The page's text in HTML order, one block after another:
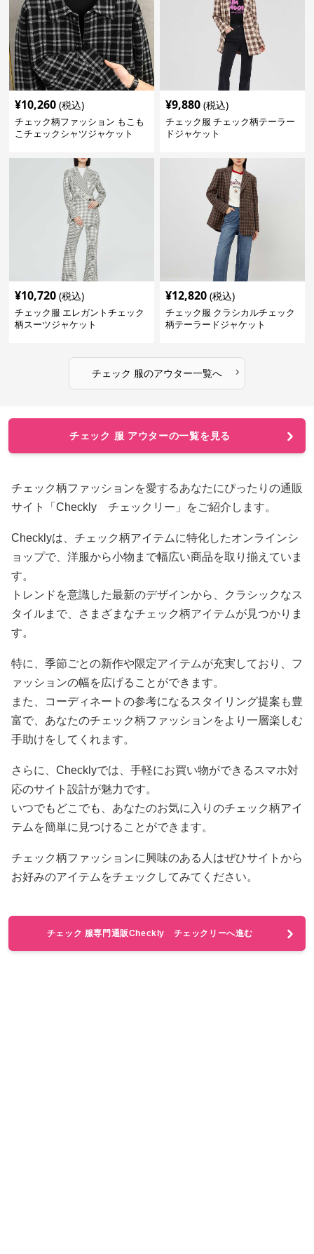
¥10,260 (税込)
チェック柄ファッション もこも
こチェックシャツジャケット
¥9,880 (税込)
チェック服 チェック柄テーラー
ドジャケット
¥10,720 (税込)
チェック服 エレガントチェック
柄スーツジャケット
¥12,820 (税込)
チェック服 クラシカルチェック
柄テーラードジャケット
チェック 服のアウター一覧へ ›
チェック 服 アウターの一覧を見る
チェック柄ファッションを愛するあなたにぴったりの通販
サイト「Checkly チェックリー」をご紹介します。
Checklyは、チェック柄アイテムに特化したオンラインシ
ョップで、洋服から小物まで幅広い商品を取り揃えていま
す。
トレンドを意識した最新のデザインから、クラシックなス
タイルまで、さまざまなチェック柄アイテムが見つかりま
す。
特に、季節ごとの新作や限定アイテムが充実しており、フ
ァッションの幅を広げることができます。
また、コーディネートの参考になるスタイリング提案も豊
富で、あなたのチェック柄ファッションをより一層楽しむ
手助けをしてくれます。
さらに、Checklyでは、手軽にお買い物ができるスマホ対
応のサイト設計が魅力です。
いつでもどこでも、あなたのお気に入りのチェック柄アイ
テムを簡単に見つけることができます。
チェック柄ファッションに興味のある人はぜひサイトから
お好みのアイテムをチェックしてみてください。
チェック 服専門通販Checkly チェックリーへ進む